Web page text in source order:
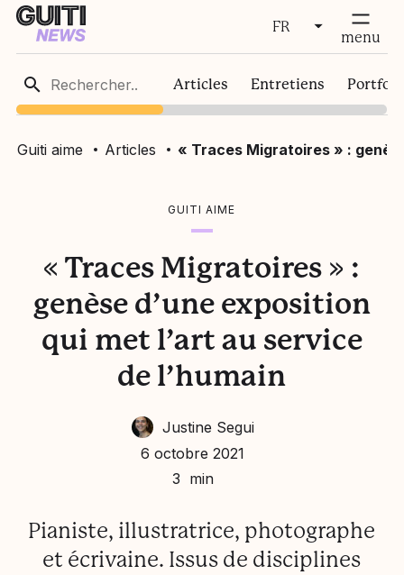
FR
FR
EN
fermer menu
Articles Entretiens
Guiti aime Articles « Traces Migratoires » :
GUITI AIME
« Traces Migratoires » :
genèse d’une exposition
qui met l’art au service
de l’humain
Justine Segui
6 octobre 2021
3 min
Pianiste, illustratrice, photographe
et écrivaine. Issus de disciplines